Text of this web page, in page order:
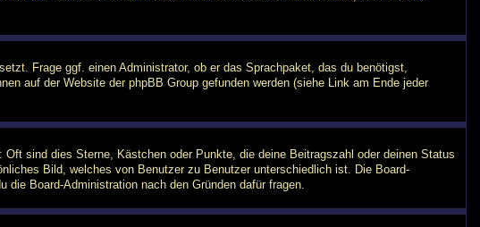
Frage ggf. einen Administrator, ob er das Sprachpaket, das du benötigst,
auf der Website der phpBB Group gefunden werden (siehe Link am Ende jeder
sind dies Sterne, Kästchen oder Punkte, die deine Beitragszahl oder deinen Status
Bild, welches von Benutzer zu Benutzer unterschiedlich ist. Die Board-
Board-Administration nach den Gründen dafür fragen.